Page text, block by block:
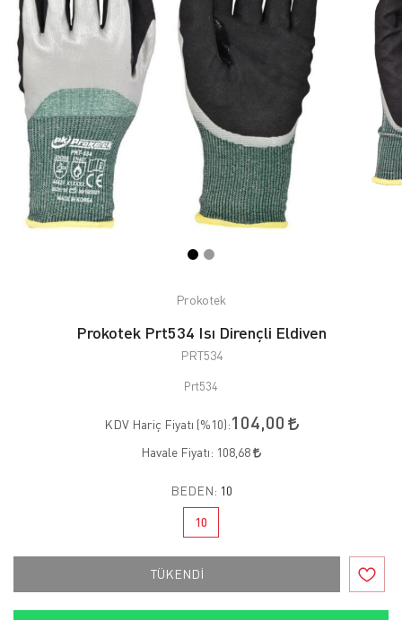
Prokotek
Prokotek Prt534 Isı Dirençli Eldiven
PRT534
Prt534
KDV Hariç Fiyatı (%10):104,00
Havale Fiyatı: 108,68
BEDEN: 10
10
TÜKENDİ